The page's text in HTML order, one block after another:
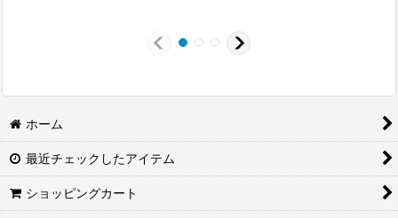
ホーム
最近チェックしたアイテム
ショッピングカート